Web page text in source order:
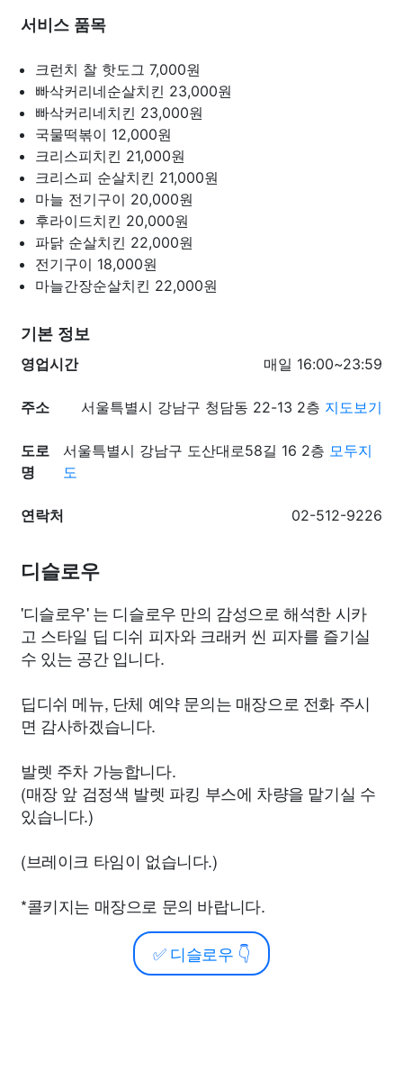
서비스 품목
크런치 찰 핫도그 7,000원
빠삭커리네순살치킨 23,000원
빠삭커리네치킨 23,000원
국물떡볶이 12,000원
크리스피치킨 21,000원
크리스피 순살치킨 21,000원
마늘 전기구이 20,000원
후라이드치킨 20,000원
파닭 순살치킨 22,000원
전기구이 18,000원
마늘간장순살치킨 22,000원
기본 정보
영업시간
매일 16:00~23:59
주소 서울특별시 강남구 청담동 22-13 2층 지도보기
도로
명
서울특별시 강남구 도산대로58길 16 2층 모두지
도
연락처 02-512-9226
디슬로우
'디슬로우' 는 디슬로우 만의 감성으로 해석한 시카
고 스타일 딥 디쉬 피자와 크래커 씬 피자를 즐기실
수 있는 공간 입니다.
딥디쉬 메뉴, 단체 예약 문의는 매장으로 전화 주시
면 감사하겠습니다.
발렛 주차 가능합니다.
(매장 앞 검정색 발렛 파킹 부스에 차량을 맡기실 수
있습니다.)
(브레이크 타임이 없습니다.)
*콜키지는 매장으로 문의 바랍니다.
✅디슬로우 👇